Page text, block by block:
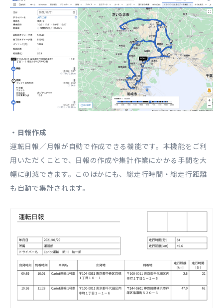
・日報作成
運転日報／月報が自動で作成できる機能です。本機能をご利
用いただくことで、日報の作成や集計作業にかかる手間を大
幅に削減できます。このほかにも、総走行時間・総走行距離
も自動で集計されます。